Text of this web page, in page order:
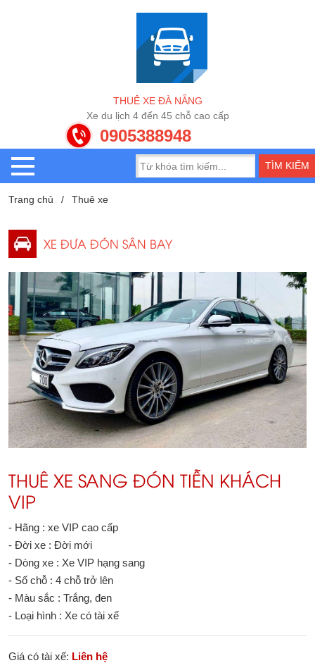
THUÊ XE ĐÀ NẴNG
Xe du lịch 4 đến 45 chỗ cao cấp
0905388948
Trang chủ Thuê xe
XE ĐƯA ĐÓN SÂN BAY
THUÊ XE SANG ĐÓN TIỄN KHÁCH
VIP
- Hãng : xe VIP cao cấp
- Đời xe : Đời mới
- Dòng xe : Xe VIP hạng sang
- Số chỗ : 4 chỗ trở lên
- Màu sắc : Trắng, đen
- Loại hình : Xe có tài xế
Giá có tài xế: Liên hệ